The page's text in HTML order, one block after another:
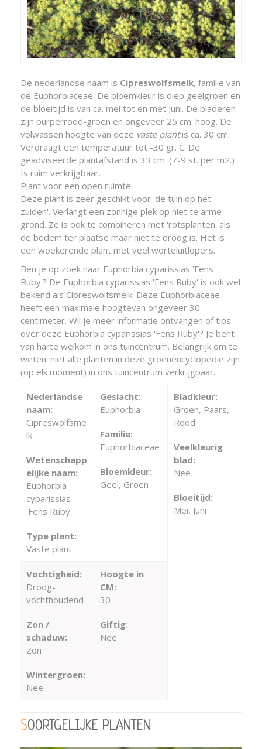
De nederlandse naam is Cipreswolfsmelk, familie van
de Euphorbiaceae. De bloemkleur is diep geelgroen en
de bloeitijd is van ca. mei tot en met juni. De bladeren
zijn purperrood-groen en ongeveer 25 cm. hoog. De
volwassen hoogte van deze vaste plantis ca. 30 cm.
Verdraagt een temperatuur tot -30 gr. C. De
geadviseerde plantafstand is 33 cm. (7-9 st. per m2.)
Is ruim verkrijgbaar.
Plant voor een open ruimte.
Deze plant is zeer geschikt voor 'de tuin op het
zuiden'. Verlangt een zonnige plek op niet te arme
grond. Ze is ook te combineren met 'rotsplanten' als
de bodem ter plaatse maar niet te droog is. Het is
een woekerende plant met veel worteluitlopers.
Ben je op zoek naar Euphorbia cyparissias 'Fens
Ruby'? De Euphorbia cyparissias 'Fens Ruby' is ook wel
bekend als Cipreswolfsmelk. Deze Euphorbiaceae
heeft een maximale hoogtevan ongeveer 30
centimeter. Wil je meer informatie ontvangen of tips
over deze Euphorbia cyparissias 'Fens Ruby'? Je bent
van harte welkom in ons tuincentrum. Belangrijk om te
weten: niet alle planten in deze groenencyclopedie zijn
(op elk moment) in ons tuincentrum verkrijgbaar.
Nederlandse
naam:
Cipreswolfsme
lk
Wetenschapp
elijke naam:
Euphorbia
cyparissias
'Fens Ruby'
Type plant:
Vaste plant
Geslacht:
Euphorbia
Familie:
Euphorbiaceae
Bloemkleur:
Geel, Groen
Bladkleur:
Groen, Paars,
Rood
Veelkleurig
blad:
Nee
Bloeitijd:
Mei, Juni
Vochtigheid:
Droog-
vochthoudend
Zon /
schaduw:
Zon
Wintergroen:
Nee
Hoogte in
CM:
30
Giftig:
Nee
SOORTGELIJKE PLANTEN